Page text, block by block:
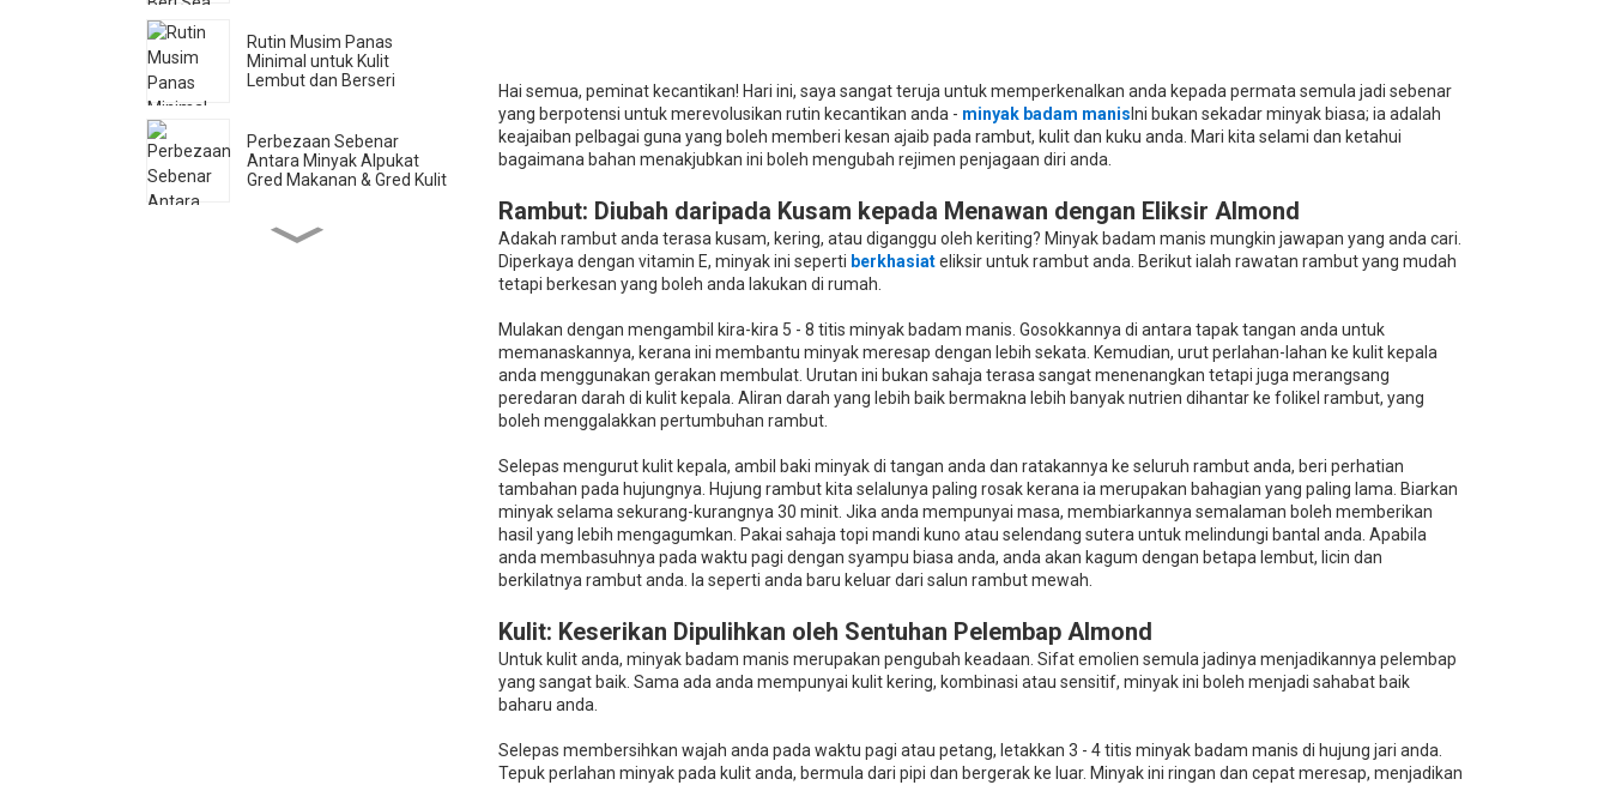
Rutin Musim Panas
Minimal untuk Kulit
Lembut dan Berseri
Perbezaan Sebenar
Antara Minyak Alpukat
Gred Makanan & Gred Kulit
Cara Mengenal Pasti Air
Hai semua, peminat kecantikan! Hari ini, saya sangat teruja untuk memperkenalkan anda kepada permata semula jadi sebenar
yang berpotensi untuk merevolusikan rutin kecantikan anda - minyak badam manis Ini bukan sekadar minyak biasa; ia adalah
keajaiban pelbagai guna yang boleh memberi kesan ajaib pada rambut, kulit dan kuku anda. Mari kita selami dan ketahui
bagaimana bahan menakjubkan ini boleh mengubah rejimen penjagaan diri anda.
Rambut: Diubah daripada Kusam kepada Menawan dengan Eliksir Almond
Adakah rambut anda terasa kusam, kering, atau diganggu oleh keriting? Minyak badam manis mungkin jawapan yang anda cari.
Diperkaya dengan vitamin E, minyak ini seperti berkhasiateliksir untuk rambut anda. Berikut ialah rawatan rambut yang mudah
tetapi berkesan yang boleh anda lakukan di rumah.
Mulakan dengan mengambil kira-kira 5 - 8 titis minyak badam manis. Gosokkannya di antara tapak tangan anda untuk
memanaskannya, kerana ini membantu minyak meresap dengan lebih sekata. Kemudian, urut perlahan-lahan ke kulit kepala
anda menggunakan gerakan membulat. Urutan ini bukan sahaja terasa sangat menenangkan tetapi juga merangsang
peredaran darah di kulit kepala. Aliran darah yang lebih baik bermakna lebih banyak nutrien dihantar ke folikel rambut, yang
boleh menggalakkan pertumbuhan rambut.
Selepas mengurut kulit kepala, ambil baki minyak di tangan anda dan ratakannya ke seluruh rambut anda, beri perhatian
tambahan pada hujungnya. Hujung rambut kita selalunya paling rosak kerana ia merupakan bahagian yang paling lama. Biarkan
minyak selama sekurang-kurangnya 30 minit. Jika anda mempunyai masa, membiarkannya semalaman boleh memberikan
hasil yang lebih mengagumkan. Pakai sahaja topi mandi kuno atau selendang sutera untuk melindungi bantal anda. Apabila
anda membasuhnya pada waktu pagi dengan syampu biasa anda, anda akan kagum dengan betapa lembut, licin dan
berkilatnya rambut anda. Ia seperti anda baru keluar dari salun rambut mewah.
Kulit: Keserikan Dipulihkan oleh Sentuhan Pelembap Almond
Untuk kulit anda, minyak badam manis merupakan pengubah keadaan. Sifat emolien semula jadinya menjadikannya pelembap
yang sangat baik. Sama ada anda mempunyai kulit kering, kombinasi atau sensitif, minyak ini boleh menjadi sahabat baik
baharu anda.
Selepas membersihkan wajah anda pada waktu pagi atau petang, letakkan 3 - 4 titis minyak badam manis di hujung jari anda.
Tepuk perlahan minyak pada kulit anda, bermula dari pipi dan bergerak ke luar. Minyak ini ringan dan cepat meresap, menjadikan